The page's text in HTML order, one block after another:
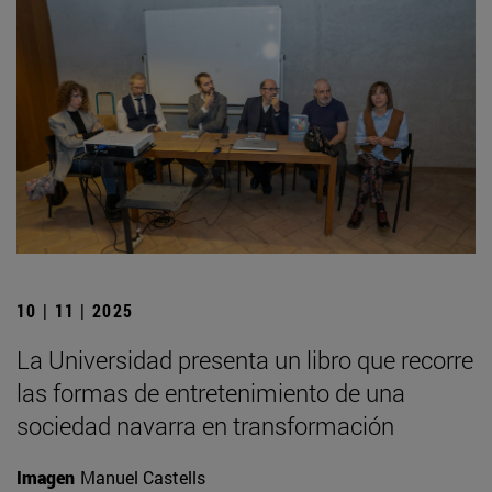
10 | 11 | 2025
La Universidad presenta un libro que recorre
las formas de entretenimiento de una
sociedad navarra en transformación
Imagen Manuel Castells